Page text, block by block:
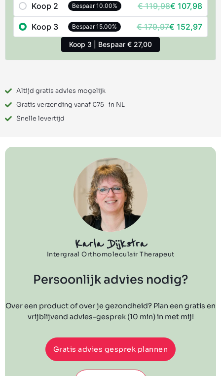
Koop 2 Bespaar 10.00% €119,98€ 107,98
Koop 3 Bespaar 15.00% €179,97€ 152,97
Koop 3 | Bespaar € 27,00
Altijd gratis advies mogelijk
Gratis verzending vanaf €75- in NL
Snelle levertijd
Karla Dijkstra
Intergraal Orthomoleculair Therapeut
Persoonlijk advies nodig?
Over een product of over je gezondheid? Plan een gratis en
vrijblijvend advies-gesprek (10 min) in met mij!
Gratis advies gesprek plannen